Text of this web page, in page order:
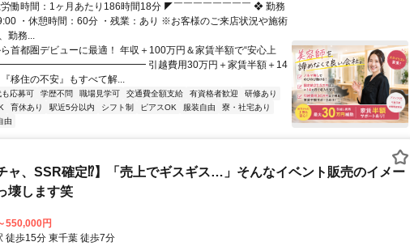
働時間：1ヶ月あたり186時間18分 ◤￣￣￣￣￣￣￣￣ ❖ 勤務
・休憩時間：60分 ・残業：あり ※お客様のご来店状況や施術
勤務...
首都圏デビューに最適！ 年収＋100万円＆家賃半額で“安心上
引越費用30万円＋家賃半額＋14
移住の不安』もすべて解...
応募可 学歴不問 職場見学可 交通費全額支給 有資格者歓迎
研修あり
育休あり 駅近5分以内 シフト制 ピアスOK 服装自由
寮・社宅あり
由
ャ、SSR確定⁉】「売上でギスギス…」そんなイベント販売のイメー
壊します笑
550,000円
アクセス: 千葉駅 徒歩15分 東千葉 徒歩7分